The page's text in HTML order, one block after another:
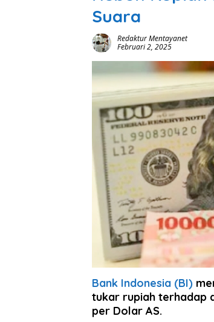
Suara
Redaktur Mentayanet
Februari 2, 2025
Bank Indonesia (BI)
tukar rupiah terhadap
per Dolar AS.